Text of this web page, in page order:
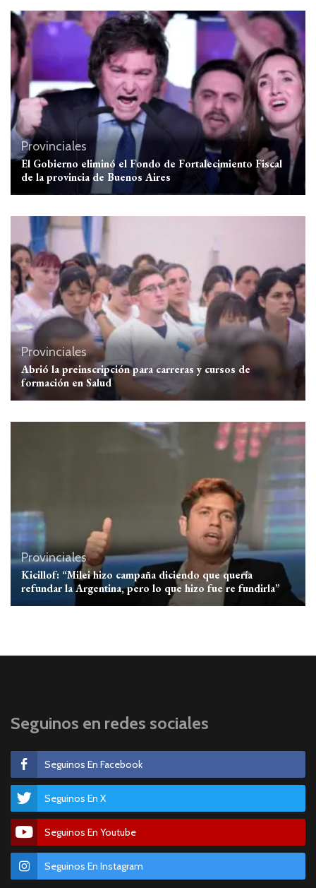
Provinciales
El Gobierno eliminó el Fondo de Fortalecimiento Fiscal
de la provincia de Buenos Aires
Provinciales
Abrió la preinscripción para carreras y cursos de
formación en Salud
Provinciales
Kicillof: “Milei hizo campaña diciendo que quería
refundar la Argentina, pero lo que hizo fue re fundirla”
Seguinos en redes sociales
Seguinos En Facebook
Seguinos En X
Seguinos En Youtube
Seguinos En Instagram